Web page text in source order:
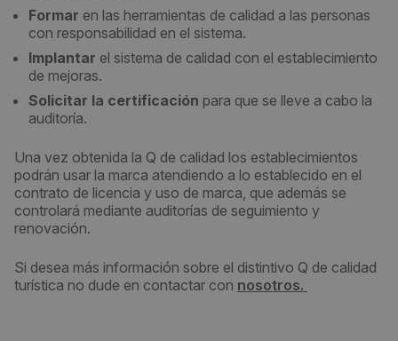
Formar en las herramientas de calidad a las personas
con responsabilidad en el sistema.
Implantar el sistema de calidad con el establecimiento
de mejoras.
Solicitar la certificación para que se lleve a cabo la
auditoría.
Una vez obtenida la Q de calidad los establecimientos
podrán usar la marca atendiendo a lo establecido en el
contrato de licencia y uso de marca, que además se
controlará mediante auditorías de seguimiento y
renovación.
Si desea más información sobre el distintivo Q de calidad
turística no dude en contactar con nosotros.